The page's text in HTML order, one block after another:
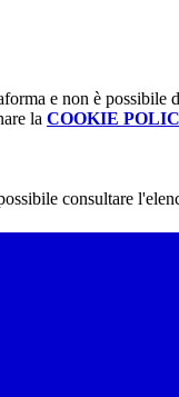
e non è possibile
la COOKIE
consultare